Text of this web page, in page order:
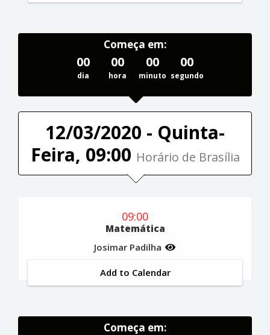
Começa em:
00
dia
00
hora
00
minuto
00
segundo
12/03/2020 - Quinta-
Feira, 09:00 Horário de Brasília
09:00
Matemática
Josimar Padilha
Add to Calendar
Começa em: